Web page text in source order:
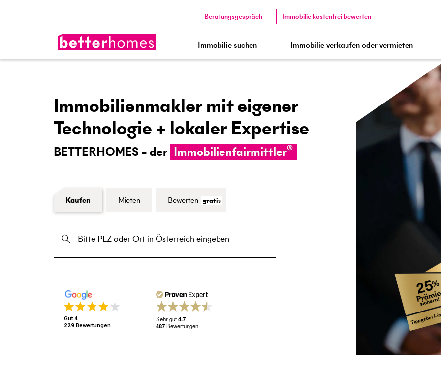
Beratungsgespräch Immobilie kostenfrei bewerten
Immobilie suchen Immobilie verkaufen oder vermieten
Immobilienmakler mit eigener
Technologie + lokaler Expertise
BETTERHOMES – der Immobilienfairmittler®
Formular Immobiliensuche
Kaufen Mieten Bewerten gratis
Gut4
229 Bewertungen
Sehr gut4.7
487Bewertungen